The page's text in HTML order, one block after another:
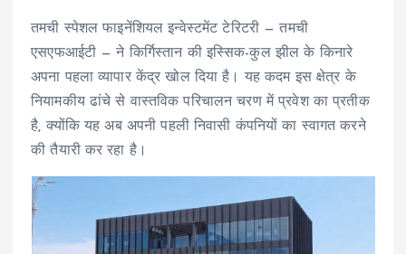
तमची स्पेशल फाइनेंशियल इन्वेस्टमेंट टेरिटरी — तमची
एसएफआईटी — ने किर्गिस्तान की इस्सिक-कुल झील के किनारे
अपना पहला व्यापार केंद्र खोल दिया है। यह कदम इस क्षेत्र के
नियामकीय ढांचे से वास्तविक परिचालन चरण में प्रवेश का प्रतीक
है, क्योंकि यह अब अपनी पहली निवासी कंपनियों का स्वागत करने
की तैयारी कर रहा है।